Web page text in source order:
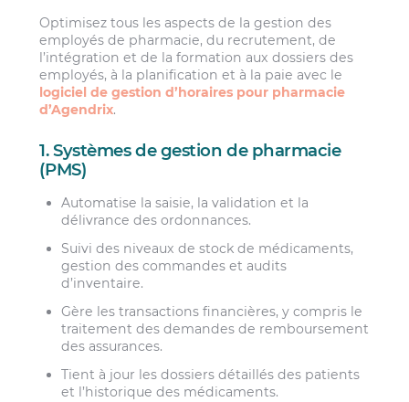
Optimisez tous les aspects de la gestion des
employés de pharmacie, du recrutement, de
l’intégration et de la formation aux dossiers des
employés, à la planification et à la paie avec le
logiciel de gestion d’horaires pour pharmacie
d’Agendrix.
1. Systèmes de gestion de pharmacie
(PMS)
Automatise la saisie, la validation et la
délivrance des ordonnances.
Suivi des niveaux de stock de médicaments,
gestion des commandes et audits
d’inventaire.
Gère les transactions financières, y compris le
traitement des demandes de remboursement
des assurances.
Tient à jour les dossiers détaillés des patients
et l’historique des médicaments.